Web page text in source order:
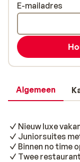
Algemeen
Nieuw luxe
Juniorsuites
Binnen no time
Twee
E-mailadres